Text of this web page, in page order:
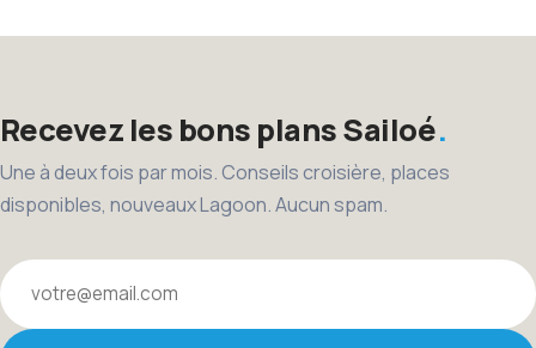
publications
Recevez les bons plans Sailoé
Une à deux fois par mois. Conseils croisière, places
disponibles, nouveaux Lagoon. Aucun spam.
Votre email